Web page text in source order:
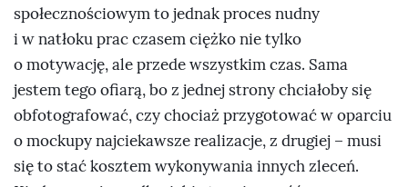
społecznościowym to jednak proces nudny
i w natłoku prac czasem ciężko nie tylko
o motywację, ale przede wszystkim czas. Sama
jestem tego ofiarą, bo z jednej strony chciałoby się
obfotografować, czy chociaż przygotować w oparciu
o mockupy najciekawsze realizacje, z drugiej – musi
się to stać kosztem wykonywania innych zleceń.